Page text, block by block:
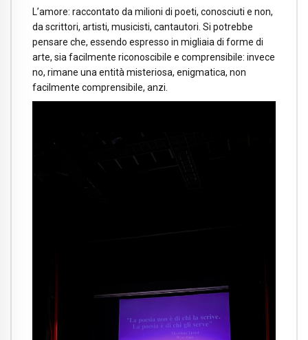
L’amore: raccontato da milioni di poeti, conosciuti e non,
da scrittori, artisti, musicisti, cantautori. Si potrebbe
pensare che, essendo espresso in migliaia di forme di
arte, sia facilmente riconoscibile e comprensibile: invece
no, rimane una entità misteriosa, enigmatica, non
facilmente comprensibile, anzi.